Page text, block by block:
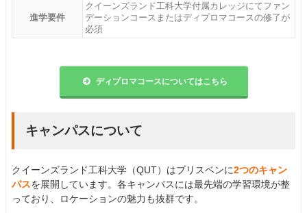
進学要件
クイーンズランド工科大学付属カレッジにてファン
デーションコースまたはディプロマコースの修了が
必須
ディプロマコースについてはこちら
キャンパスについて
クイーンズランド工科大学（QUT）はブリスベンに2つのキャン
パスを展開しています。各キャンパスには最先端の学習環境が整
っており、ロケーションの魅力も抜群です。